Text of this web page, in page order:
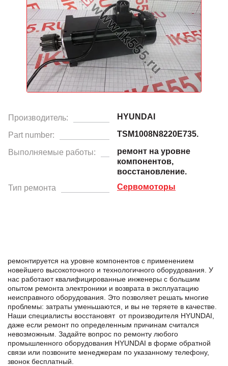
Производитель: HYUNDAI
Part number: TSM1008N8220E735.
Выполняемые работы:
ремонт на уровне
компонентов,
восстановление.
Тип ремонта
Сервомоторы
ремонтируется на уровне компонентов с применением
новейшего высокоточного и технологичного оборудования. У
нас работают квалифицированные инженеры с большим
опытом ремонта электроники и возврата в эксплуатацию
неисправного оборудования. Это позволяет решать многие
проблемы: затраты уменьшаются, и вы не теряете в качестве.
Наши специалисты восстановят от производителя HYUNDAI,
даже если ремонт по определенным причинам считался
невозможным. Задайте вопрос по ремонту любого
промышленного оборудования HYUNDAI в формe обратной
связи или позвоните менеджерам по указанному телефону,
звонок бесплатный.